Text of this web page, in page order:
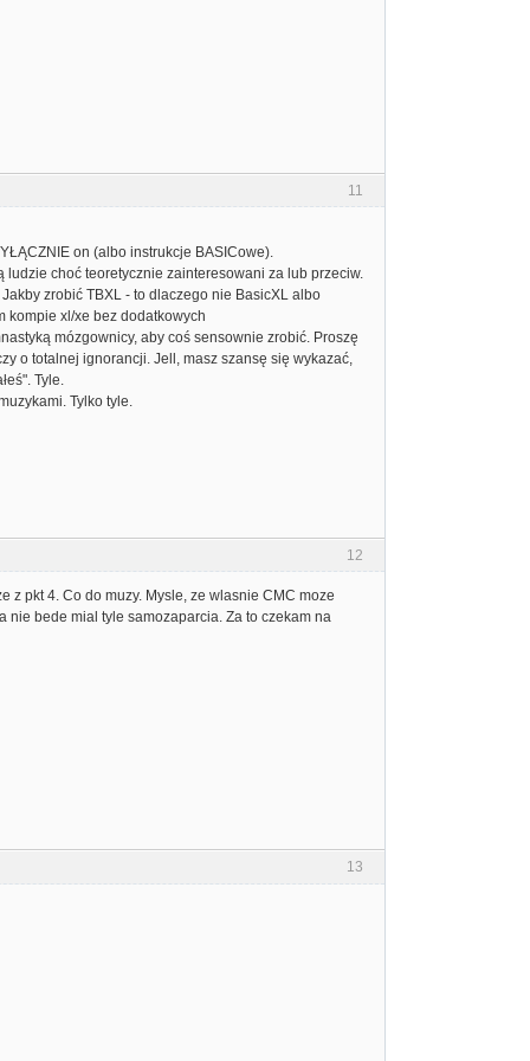
11
on (albo instrukcje BASICowe).
ludzie choć teoretycznie zainteresowani za lub przeciw.
zrobić TBXL - to dlaczego nie BasicXL albo
kompie xl/xe bez dodatkowych
mózgownicy, aby coś sensownie zrobić. Proszę
o totalnej ignorancji. Jell, masz szansę się wykazać,
Tyle.
Tylko tyle.
12
z pkt 4. Co do muzy. Mysle, ze wlasnie CMC moze
nie bede mial tyle samozaparcia. Za to czekam na
13